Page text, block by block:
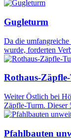
Gugleturm
Da die
wurde, forderten
Rothaus-
Weiter Östlich bei
Zäpfle-Turm.
Pfahlbauten